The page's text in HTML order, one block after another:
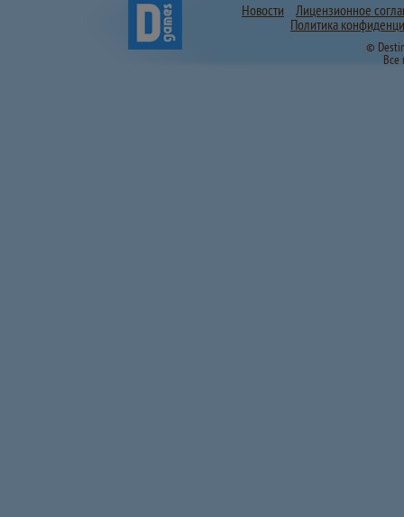
Новости
Лицензионное
Политика
©
Все